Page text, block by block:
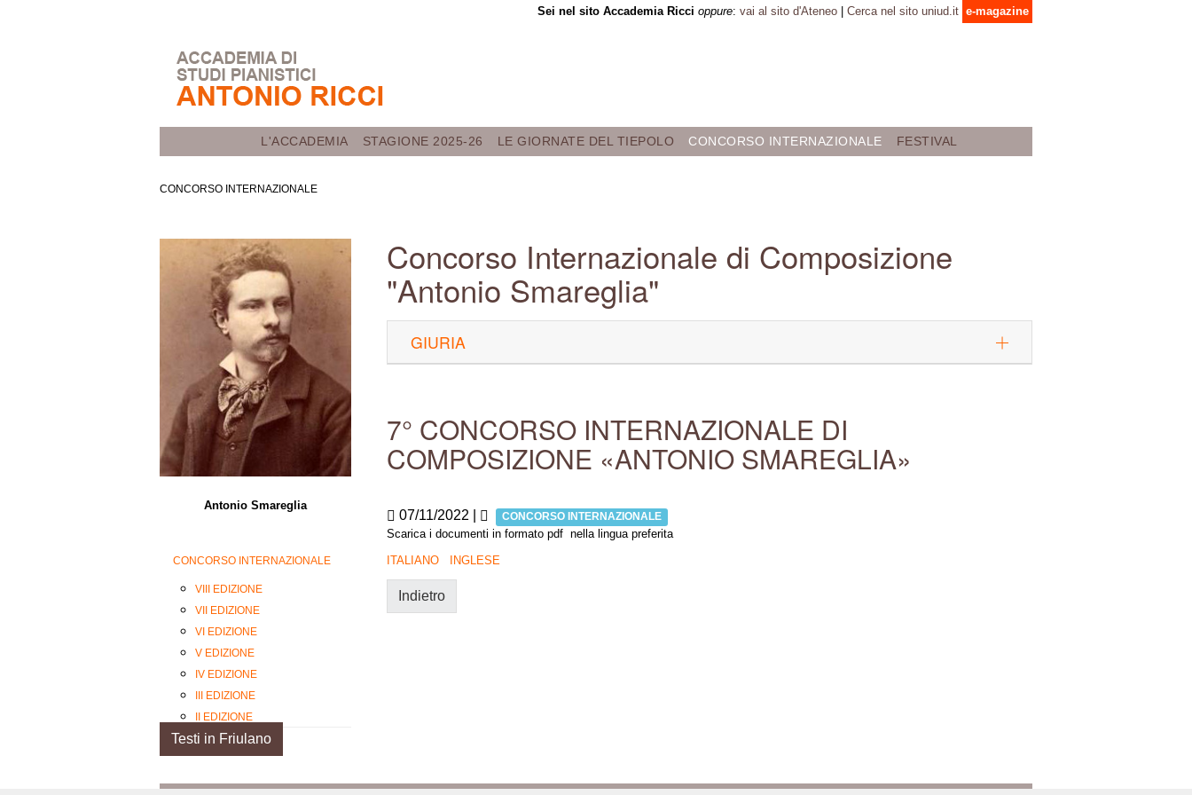
Sei nel sito Accademia Ricci oppure: vai al sito d'Ateneo Cerca nel sito uniud.it e-magazine
L'ACCADEMIA STAGIONE 2025-26 LE GIORNATE DEL TIEPOLO CONCORSO INTERNAZIONALE FESTIVAL
CONCORSO INTERNAZIONALE
Antonio Smareglia
CONCORSO INTERNAZIONALE
VIII EDIZIONE
VII EDIZIONE
VI EDIZIONE
V EDIZIONE
IV EDIZIONE
III EDIZIONE
II EDIZIONE
I EDIZIONE
Testi in Friulano
Concorso Internazionale di Composizione
"Antonio Smareglia"
GIURIA
7° CONCORSO INTERNAZIONALE DI
COMPOSIZIONE «ANTONIO SMAREGLIA»
07/11/2022 CONCORSO INTERNAZIONALE
Scarica i documenti in formato pdf nella lingua preferita
ITALIANO
INGLESE
Indietro